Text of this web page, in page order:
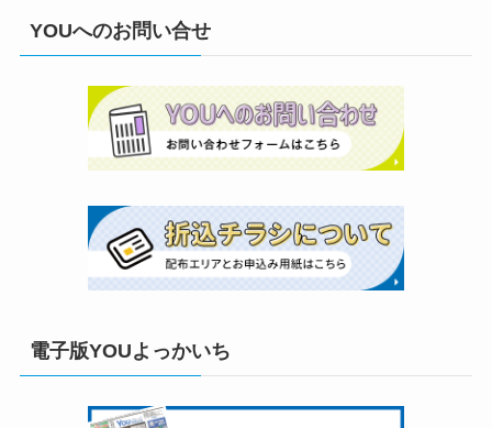
YOUへのお問い合せ
電子版YOUよっかいち